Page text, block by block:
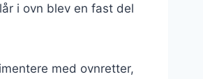
i ovn blev en fast del
med ovnretter,